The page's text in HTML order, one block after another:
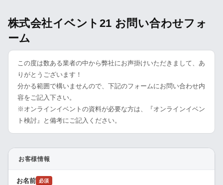
株式会社イベント21 お問い合わせフォ
ーム
この度は数ある業者の中から弊社にお声掛けいただきまして、あ
りがとうございます！
分かる範囲で構いませんので、下記のフォームにお問い合わせ内
容をご記入下さい。
※オンラインイベントの資料が必要な方は、『オンラインイベン
ト検討』と備考にご記入ください。
お客様情報
お名前 必須